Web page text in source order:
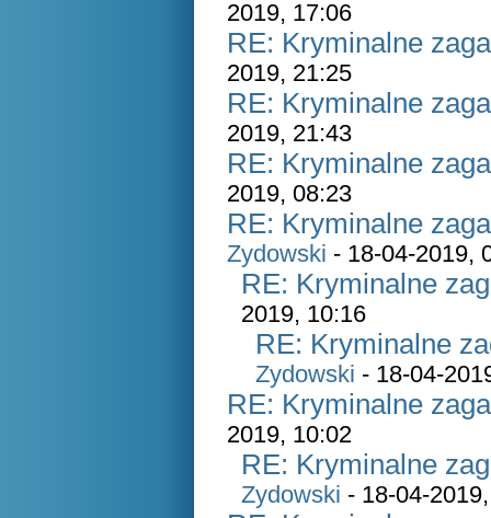
2019, 17:06
RE: Kryminalne
2019, 21:25
RE: Kryminalne
2019, 21:43
RE: Kryminalne
2019, 08:23
RE: Kryminalne
Zydowski - 18-04-2019,
RE: Kryminalne
2019, 10:16
RE: Kryminalne
Zydowski - 18-04-
RE: Kryminalne
2019, 10:02
RE: Kryminalne
Zydowski - 18-04-